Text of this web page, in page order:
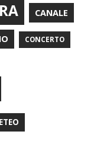
CANALE
CONCERTO